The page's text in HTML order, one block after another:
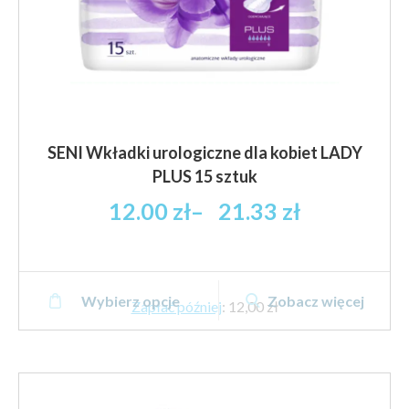
SENI Wkładki urologiczne dla kobiet LADY
PLUS 15 sztuk
12.00 zł– 21.33 zł
Zakres
12.00 zł
brutto
do
brutto
Zapłać później: 12,00 zł
Wybierz opcje
produkt
ma
wariantów.
Zobacz więcej